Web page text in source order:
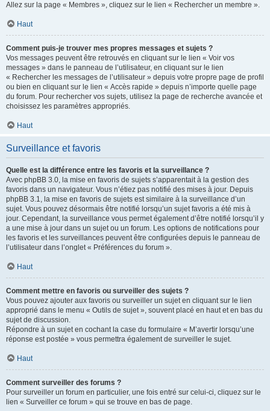
Allez sur la page « Membres », cliquez sur le lien « Rechercher un membre ».
Haut
Comment puis-je trouver mes propres messages et sujets ?
Vos messages peuvent être retrouvés en cliquant sur le lien « Voir vos
messages » dans le panneau de l’utilisateur, en cliquant sur le lien
« Rechercher les messages de l’utilisateur » depuis votre propre page de profil
ou bien en cliquant sur le lien « Accès rapide » depuis n’importe quelle page
du forum. Pour rechercher vos sujets, utilisez la page de recherche avancée et
choisissez les paramètres appropriés.
Haut
Surveillance et favoris
Quelle est la différence entre les favoris et la surveillance ?
Avec phpBB 3.0, la mise en favoris de sujets s’apparentait à la gestion des
favoris dans un navigateur. Vous n’étiez pas notifié des mises à jour. Depuis
phpBB 3.1, la mise en favoris de sujets est similaire à la surveillance d’un
sujet. Vous pouvez désormais être notifié lorsqu’un sujet favoris a été mis à
jour. Cependant, la surveillance vous permet également d’être notifié lorsqu’il y
a une mise à jour dans un sujet ou un forum. Les options de notifications pour
les favoris et les surveillances peuvent être configurées depuis le panneau de
l’utilisateur dans l’onglet « Préférences du forum ».
Haut
Comment mettre en favoris ou surveiller des sujets ?
Vous pouvez ajouter aux favoris ou surveiller un sujet en cliquant sur le lien
approprié dans le menu « Outils de sujet », souvent placé en haut et en bas du
sujet de discussion.
Répondre à un sujet en cochant la case du formulaire « M’avertir lorsqu’une
réponse est postée » vous permettra également de surveiller le sujet.
Haut
Comment surveiller des forums ?
Pour surveiller un forum en particulier, une fois entré sur celui-ci, cliquez sur le
lien « Surveiller ce forum » qui se trouve en bas de page.